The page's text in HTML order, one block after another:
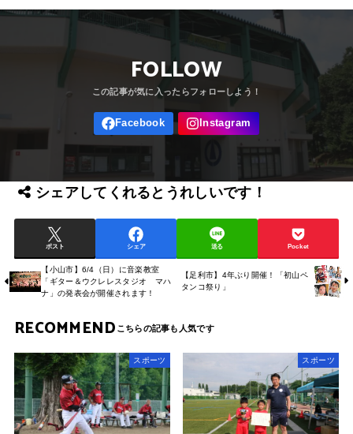
FOLLOW
シェアしてくれるとうれしいです！
ポスト シェア 送る Pocket
【小山市】6/4（日）に音楽教室
「ギター＆ウクレレスタジオ マハ
ナ」の発表会が開催されます！
【足利市】4年ぶり開催！「初山ペ
タンコ祭り」
RECOMMEND
スポーツ スポーツ